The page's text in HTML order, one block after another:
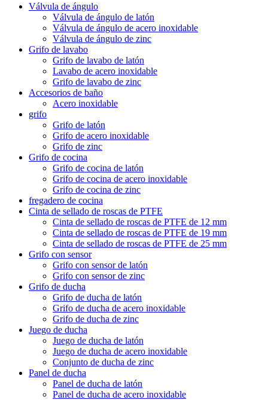
Válvula de ángulo
Válvula de ángulo de latón
Válvula de ángulo de acero inoxidable
Válvula de ángulo de zinc
Grifo de lavabo
Grifo de lavabo de latón
Lavabo de acero inoxidable
Grifo de lavabo de zinc
Accesorios de baño
Acero inoxidable
grifo
Grifo de latón
Grifo de acero inoxidable
Grifo de zinc
Grifo de cocina
Grifo de cocina de latón
Grifo de cocina de acero inoxidable
Grifo de cocina de zinc
fregadero de cocina
Cinta de sellado de roscas de PTFE
Cinta de sellado de roscas de PTFE de 12 mm
Cinta de sellado de roscas de PTFE de 19 mm
Cinta de sellado de roscas de PTFE de 25 mm
Grifo con sensor
Grifo con sensor de latón
Grifo con sensor de zinc
Grifo de ducha
Grifo de ducha de latón
Grifo de ducha de acero inoxidable
Grifo de ducha de zinc
Juego de ducha
Juego de ducha de latón
Juego de ducha de acero inoxidable
Conjunto de ducha de zinc
Panel de ducha
Panel de ducha de latón
Panel de ducha de acero inoxidable